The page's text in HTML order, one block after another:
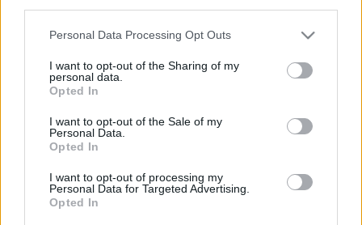
Please note that this website/app uses one or more Google
not limited to your visit or usage behaviour. You may click to
grant or deny consent to Google and its third-party tags to
use your data for below specified purposes in below Google
consent section.
Personal Data Processing Opt Outs
I want to opt-out of the Sharing of my
personal data.
Opted In
I want to opt-out of the Sale of my
Personal Data.
Opted In
I want to opt-out of processing my
Personal Data for Targeted Advertising.
Opted In
Súlyosan megsérült Horváth Tamás felesége a
Maldív-szigeteken... (Fotó: Internet)